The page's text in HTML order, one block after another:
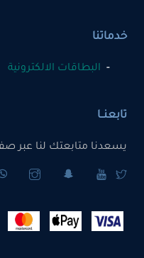
خدماتنا
البطاقات الالكترونية
تابعنــا
يسعدنا متابعتك لنا عبر